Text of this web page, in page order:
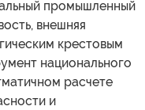
промышленный
внешняя
крестовым
национального
расчете
и